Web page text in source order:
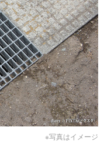
※写真はイメージ